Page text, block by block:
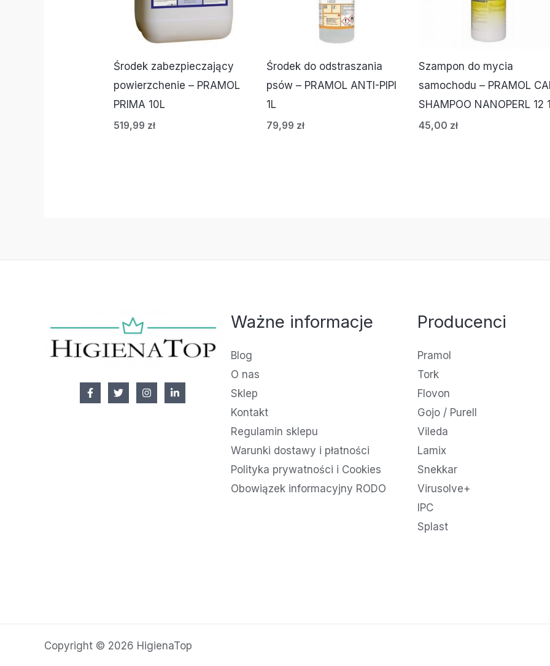
Środek zabezpieczający
powierzchenie – PRAMOL
PRIMA 10L
519,99 zł
Środek do odstraszania
psów – PRAMOL ANTI-PIPI
1L
79,99 zł
Szampon do mycia
samochodu – PRAMOL
SHAMPOO NANOPERL 12
45,00 zł
Ważne informacje
Blog
O nas
Sklep
Kontakt
Regulamin sklepu
Warunki dostawy i płatności
Polityka prywatności i Cookies
Obowiązek informacyjny RODO
Producenci
Pramol
Tork
Flovon
Gojo / Purell
Vileda
Lamix
Snekkar
Virusolve+
IPC
Splast
Copyright © 2026 HigienaTop